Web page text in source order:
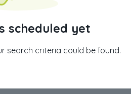
scheduled yet
search criteria could be found.